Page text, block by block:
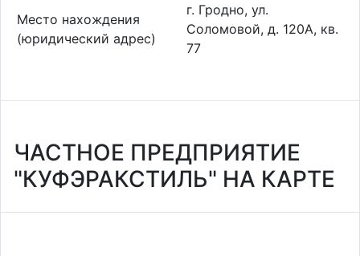
Место нахождения
(юридический адрес)
г. Гродно, ул.
Соломовой, д. 120А, кв.
77
ЧАСТНОЕ ПРЕДПРИЯТИЕ
"КУФЭРАКСТИЛЬ" НА КАРТЕ